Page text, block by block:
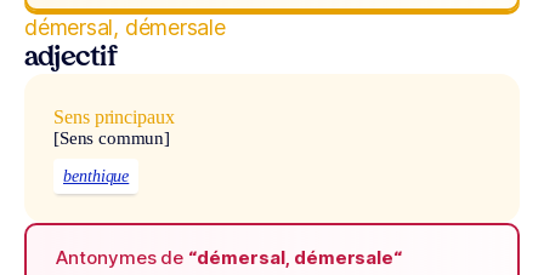
démersal, démersale
adjectif
Sens principaux
[Sens commun]
benthique
Antonymes de “démersal, démersale“